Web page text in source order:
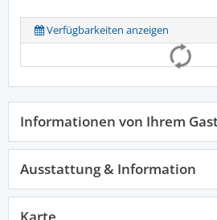
Verfügbarkeiten anzeigen
Informationen von Ihrem
Ausstattung & Information